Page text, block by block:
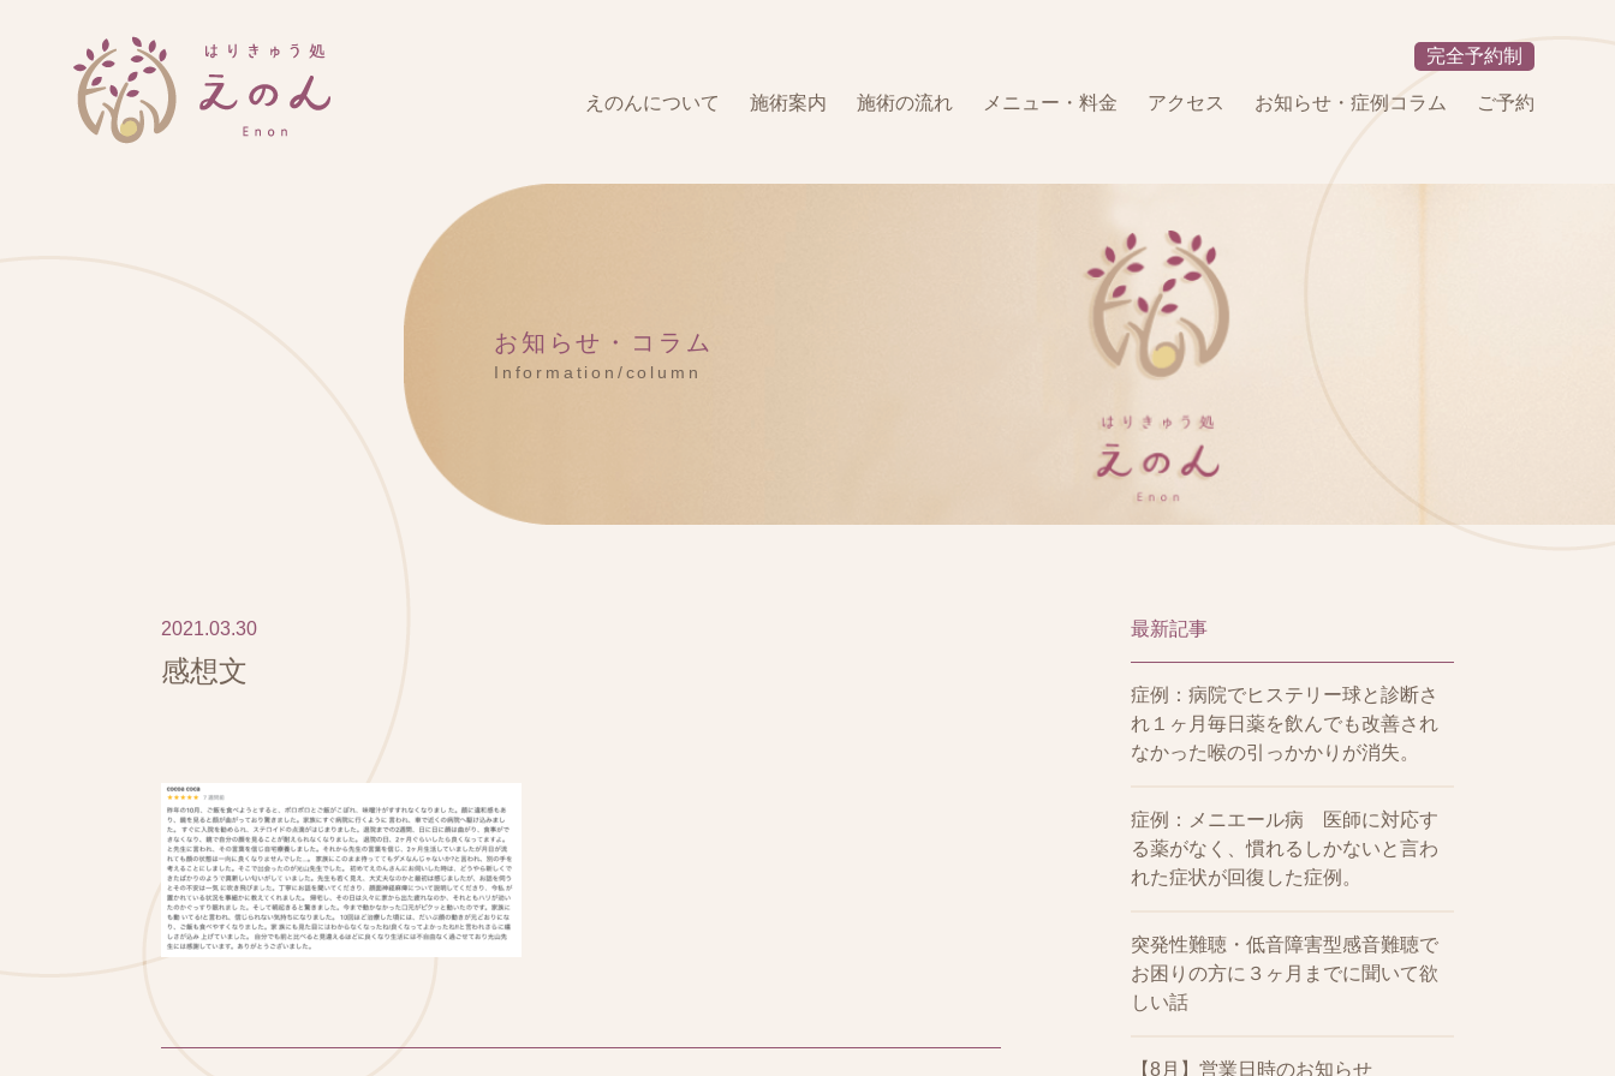
完全予約制
えのんについて 施術案内 施術の流れ メニュー・料金 アクセス お知らせ・症例コラム ご予約
お知らせ・コラム
Information/column
2021.03.30
感想文
最新記事
症例：病院でヒステリー球と診断さ
れ１ヶ月毎日薬を飲んでも改善され
なかった喉の引っかかりが消失。
症例：メニエール病 医師に対応す
る薬がなく、慣れるしかないと言わ
れた症状が回復した症例。
突発性難聴・低音障害型感音難聴で
お困りの方に３ヶ月までに聞いて欲
しい話
【8月】営業日時のお知らせ